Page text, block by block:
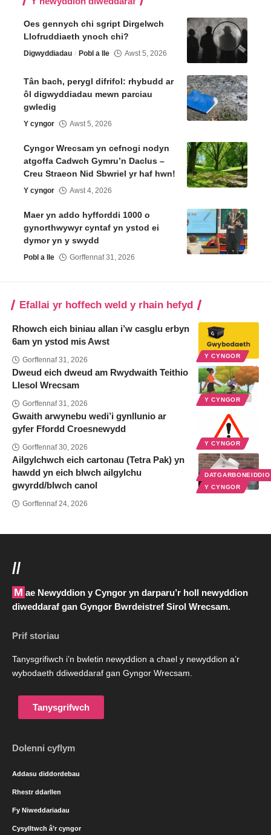
Oes gennych chi sgript Dirgelwch
Llofruddiaeth ynoch chi?
Digwyddiadau Pobl a lle Awst 5, 2026
Tân bach, perygl difrifol: rhybudd ar
ôl digwyddiadau mewn parciau
gwledig
Y cyngor Awst 5, 2026
Cyngor Wrecsam yn cefnogi nodyn
atgoffa Cadwch Gymru’n Daclus –
Creu Straeon Nid Sbwriel yr haf hwn!
Y cyngor Awst 4, 2026
Maer yn addo hyfforddi 1000 o
gynorthwywyr cyntaf yn ystod ei
dymor yn y swydd
Pobl a lle Gorffennaf 31, 2026
Efallai yr hoffech weld y rhain hefyd
Y CYNGOR
Rhowch eich biniau allan i’w casglu erbyn
6am yn ystod mis Awst
Gorffennaf 31, 2026
Y CYNGOR
Dweud eich dweud am Rwydwaith Teithio
Llesol Wrecsam
Gorffennaf 31, 2026
Y CYNGOR
Gwaith arwynebu wedi’i gynllunio ar
gyfer Ffordd Croesnewydd
Gorffennaf 30, 2026
Y CYNGOR
Ailgylchwch eich cartonau (Tetra Pak) yn
hawdd yn eich blwch ailgylchu
gwyrdd/blwch canol
Gorffennaf 24, 2026
//
Mae Newyddion y Cyngor yn darparu’r holl newyddion
diweddaraf gan Gyngor Bwrdeistref Sirol Wrecsam.
Prif storiau
Tanysgrifiwch i’n bwletin newyddion a chael y newyddion a’r
wybodaeth ddiweddaraf gan Gyngor Wrecsam.
Tanysgrifwch
Dolenni cyflym
Addasu diddordebau
Rhestr ddarllen
Fy Niweddariadau
Cysylltwch â’r cyngor